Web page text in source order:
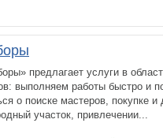
предлагает услуги в
выполняем работы быстро и
о поиске мастеров, покупке и
участок, привлечении...